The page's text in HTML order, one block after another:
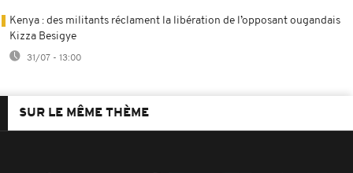
Kenya : des militants réclament la libération de l’opposant ougandais
Kizza Besigye
31/07 - 13:00
SUR LE MÊME THÈME